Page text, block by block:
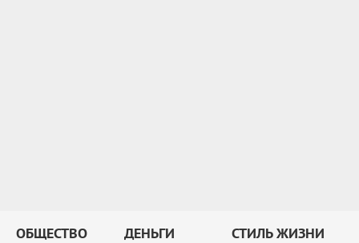
ОБЩЕСТВО ДЕНЬГИ СТИЛЬ ЖИЗНИ